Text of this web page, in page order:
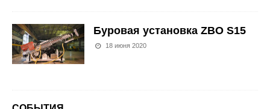
Буровая установка ZBO S15
18 июня 2020